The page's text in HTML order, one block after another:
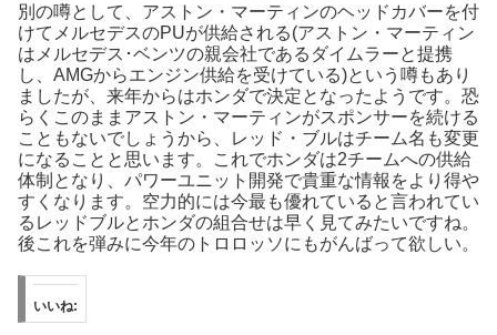
別の噂として、アストン・マーティンのヘッドカバーを付
けてメルセデスのPUが供給される(アストン・マーティン
はメルセデス･ベンツの親会社であるダイムラーと提携
し、AMGからエンジン供給を受けている)という噂もあり
ましたが、来年からはホンダで決定となったようです。恐
らくこのままアストン・マーティンがスポンサーを続ける
こともないでしょうから、レッド・ブルはチーム名も変更
になることと思います。これでホンダは2チームへの供給
体制となり、パワーユニット開発で貴重な情報をより得や
すくなります。空力的には今最も優れていると言われてい
るレッドブルとホンダの組合せは早く見てみたいですね。
後これを弾みに今年のトロロッソにもがんばって欲しい。
いいね: